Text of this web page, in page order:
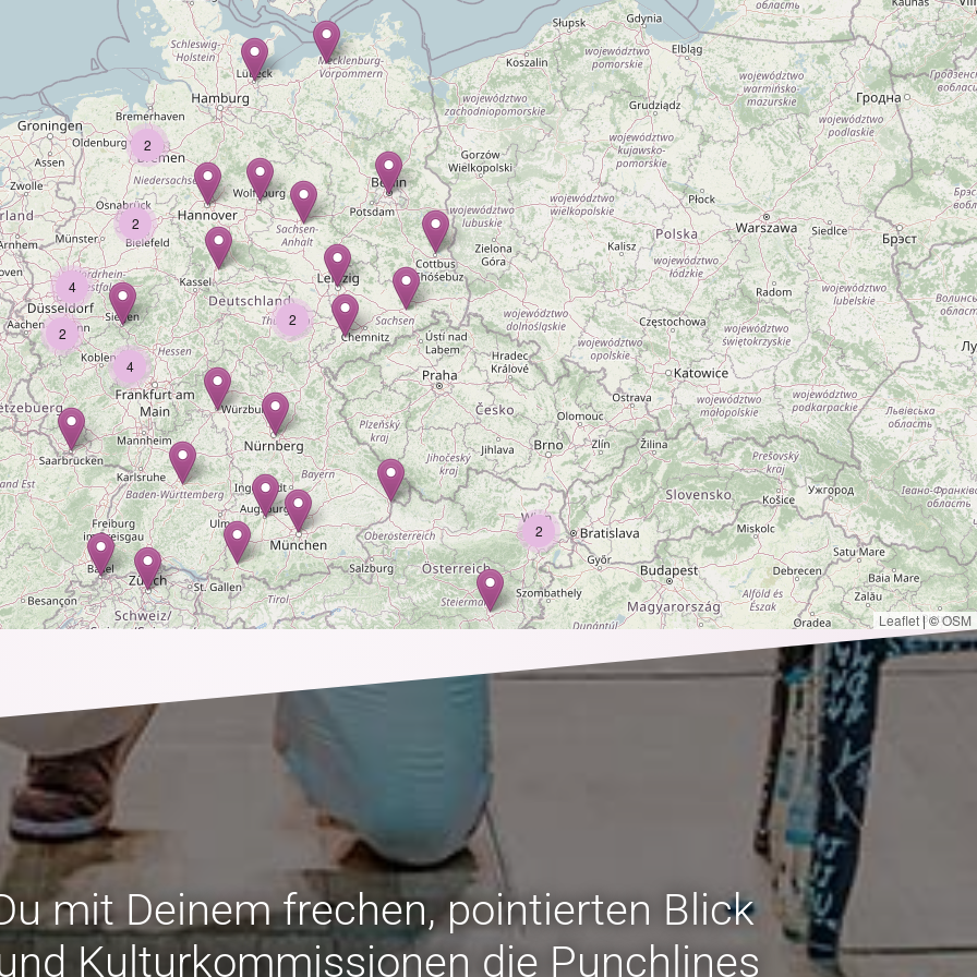
2
2
2
2
2
4
4
Leaflet|©OSM
mit Deinem frechen, pointierten Blick
Kulturkommissionen die Punchlines